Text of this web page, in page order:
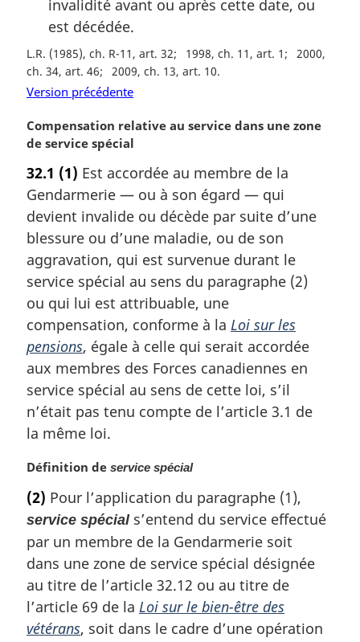
invalidité avant ou après cette date, ou
est décédée.
L.R. (1985), ch. R-11, art. 32 1998, ch. 11, art. 1
2000,
ch. 34, art. 46
2009, ch. 13, art. 10
Version précédente
N
o
e
m
a
r
i
n
a
l
:
Compensation relative au service dans une zone
de service spécial
32.1 (1) Est accordée au membre de la
Gendarmerie — ou à son égard — qui
devient invalide ou décède par suite d’une
blessure ou d’une maladie, ou de son
aggravation, qui est survenue durant le
service spécial au sens du paragraphe (2)
ou qui lui est attribuable, une
compensation, conforme à la Loi sur les
pensions, égale à celle qui serait accordée
aux membres des Forces canadiennes en
service spécial au sens de cette loi, s’il
n’était pas tenu compte de l’article 3.1 de
la même loi.
N
t
e
m
a
r
g
i
n
Définition de service spécial
(2) Pour l’application du paragraphe (1),
service spécials’entend du service effectué
par un membre de la Gendarmerie soit
dans une zone de service spécial désignée
au titre de l’article 32.12 ou au titre de
l’article 69 de la Loi sur le bien-être des
vétérans, soit dans le cadre d’une opération